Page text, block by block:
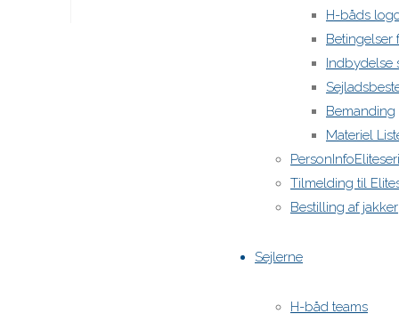
H-båds
Betingelser
Indbydelse
Bemanding
Materiel
Tilmelding til
Bestilling af jakker
Sejlerne
H-båd teams
& WordPress.